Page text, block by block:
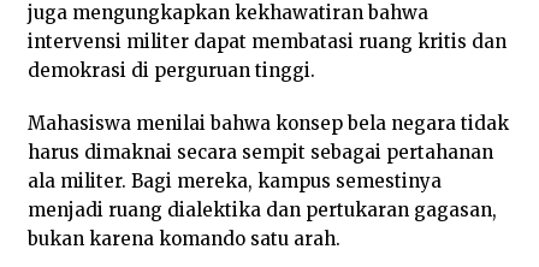
juga mengungkapkan kekhawatiran bahwa
intervensi militer dapat membatasi ruang kritis dan
demokrasi di perguruan tinggi.
Mahasiswa menilai bahwa konsep bela negara tidak
harus dimaknai secara sempit sebagai pertahanan
ala militer. Bagi mereka, kampus semestinya
menjadi ruang dialektika dan pertukaran gagasan,
bukan karena komando satu arah.